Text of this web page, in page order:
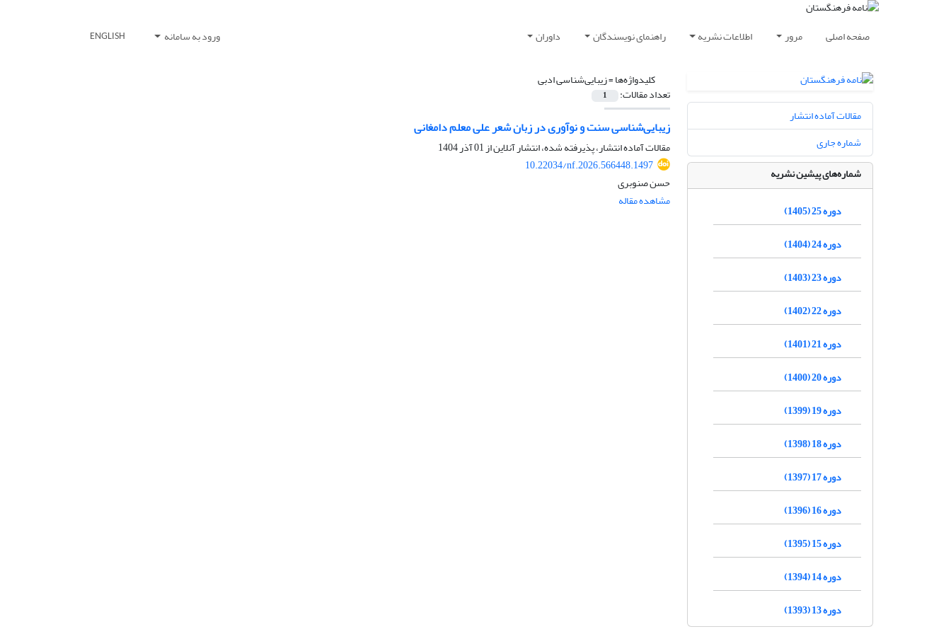
صفحه اصلی مرور اطلاعات نشریه راهنمای نویسندگان داوران ورود به سامانه ENGLISH
کلیدواژه‌ها =زیبایی‌شناسی ادبی
تعداد مقالات: 1
زیبایی‌شناسی سنت و نوآوری در زبان شعر علی معلم دامغانی
مقالات آماده انتشار، پذیرفته شده، انتشار آنلاین از01 آذر 1404
10.22034/nf.2026.566448.1497
حسن صنوبری
مشاهده مقاله
مقالات آماده انتشار
شماره جاری
شماره‌های پیشین نشریه
دوره 25 (1405)
دوره 24 (1404)
دوره 23 (1403)
دوره 22 (1402)
دوره 21 (1401)
دوره 20 (1400)
دوره 19 (1399)
دوره 18 (1398)
دوره 17 (1397)
دوره 16 (1396)
دوره 15 (1395)
دوره 14 (1394)
دوره 13 (1393)